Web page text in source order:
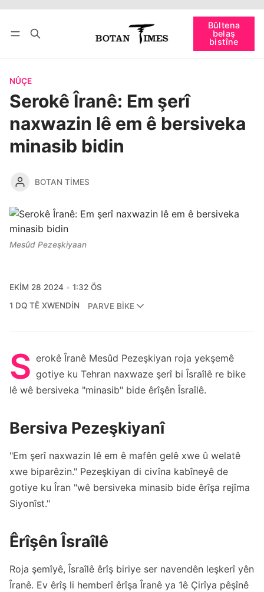
Bûltena
belaş
bistîne
bişopîne
NÛÇE
Serokê Îranê: Em şerî
naxwazin lê em ê bersiveka
minasib bidin
BOTAN TIMES
Mesûd Pezeşkiyaan
EKIM 28 2024
1:32 ÖS
1 DQ TÊ XWENDIN
PARVE BIKE
S erokê Îranê Mesûd Pezeşkiyan roja yekşemê
gotiye ku Tehran naxwaze şerî bi Îsraîlê re bike
lê wê bersiveka "minasib" bide êrîşên Îsraîlê.
Bersiva Pezeşkiyanî
"Em şerî naxwazin lê em ê mafên gelê xwe û welatê
xwe biparêzin." Pezeşkiyan di civîna kabîneyê de
gotiye ku Îran "wê bersiveka minasib bide êrîşa rejîma
Siyonîst."
Êrîşên Îsraîlê
Roja şemîyê, Îsraîlê êrîş biriye ser navendên leşkerî yên
Îranê. Ev êrîş li hemberî êrîşa Îranê ya 1ê Çirîya pêşînê